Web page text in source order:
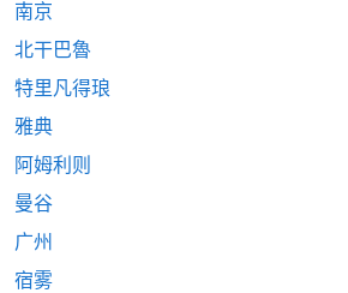
南京
北干巴魯
特里凡得琅
雅典
阿姆利则
曼谷
广州
宿雾